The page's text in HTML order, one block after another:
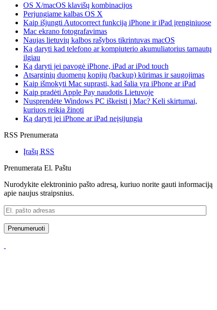
OS X/macOS klavišų kombinacijos
Perjungiame kalbas OS X
Kaip išjungti Autocorrect funkciją iPhone ir iPad įrenginiuose
Mac ekrano fotografavimas
Naujas lietuvių kalbos rašybos tikrintuvas macOS
Ką daryti kad telefono ar kompiuterio akumuliatorius tarnautų
ilgiau
Ką daryti jei pavogė iPhone, iPad ar iPod touch
Atsarginių duomenų kopijų (backup) kūrimas ir saugojimas
Kaip išmokyti Mac suprasti, kad šalia yra iPhone ar iPad
Kaip pradėti Apple Pay naudotis Lietuvoje
Nusprendėte Windows PC iškeisti į Mac? Keli skirtumai,
kuriuos reikia žinoti
Ką daryti jei iPhone ar iPad neįsijungia
RSS Prenumerata
Įrašų RSS
Prenumerata El. Paštu
Nurodykite elektroninio pašto adresą, kuriuo norite gauti informaciją
apie naujus straipsnius.
El.
pašto
adresas
Prenumeruoti